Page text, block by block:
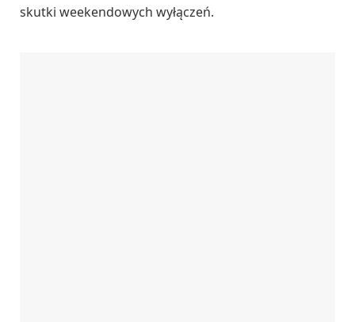
skutki weekendowych wyłączeń.